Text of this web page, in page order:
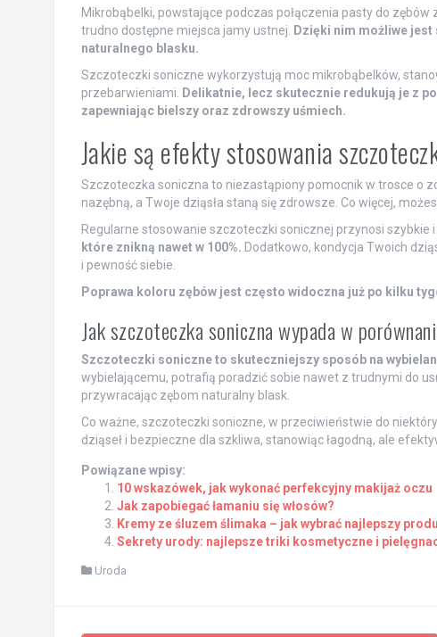
Mikrobąbelki, powstające podczas połączenia pasty do
trudno dostępne miejsca jamy ustnej.
Dzięki nim możliwe
naturalnego blasku.
Szczoteczki soniczne wykorzystują moc mikrobąbelków,
przebarwieniami.
Delikatnie, lecz skutecznie redukują je z
zapewniając bielszy oraz zdrowszy uśmiech.
Jakie są efekty stosowania
Szczoteczka soniczna to niezastąpiony pomocnik w trosce o
nazębną, a Twoje dziąsła staną się zdrowsze. Co więcej,
Regularne stosowanie szczoteczki sonicznej przynosi szybkie
które znikną nawet w 100%. Dodatkowo, kondycja Twoich
i pewność siebie.
Poprawa koloru zębów jest często widoczna już po kilku
Jak szczoteczka soniczna wypada w
Szczoteczki soniczne to skuteczniejszy sposób na
wybielającemu, potrafią poradzić sobie nawet z trudnymi do
przywracając zębom naturalny blask.
Co ważne, szczoteczki soniczne, w przeciwieństwie do
dziąseł i bezpieczne dla szkliwa, stanowiąc łagodną, ale
Powiązane wpisy:
10 wskazówek, jak wykonać perfekcyjny makijaż oczu
Jak zapobiegać łamaniu się włosów?
Kremy ze śluzem ślimaka – jak wybrać najlepszy
Sekrety urody: najlepsze triki kosmetyczne i
Uroda